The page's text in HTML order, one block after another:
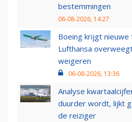
bestemmingen
06-08-2026, 14:27
Boeing krijgt nieuwe
Lufthansa
weigeren
06-08-2026, 13:36
Analyse
duurder wordt, lijkt
de reiziger